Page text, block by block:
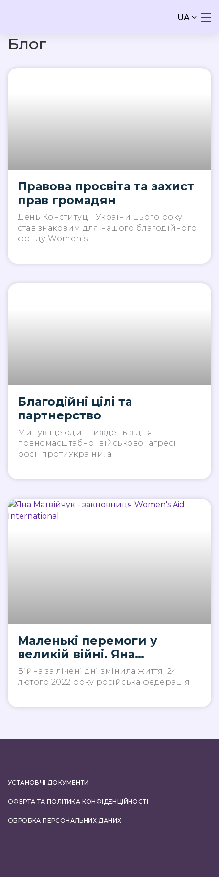
UA
Блог
Правова просвіта та захист
прав громадян
День Конституції України цього року
став знаковим для нашого благодійного
фонду Women’s
Благодійні цілі та
партнерство
Минув ще один тиждень з дня
повномасштабної військової агресії
росії протиУкраїни, а
Маленькі перемоги у
великій війні. Яна
Матвійчук
Війна за лічені дні змінила життя. 24
лютого 2022 року російська федерація
УСТАНОВЧІ ДОКУМЕНТИ
ОФЕРТА ТА ПОЛІТИКА КОНФІДЕНЦІЙНОСТІ
ОБРОБКА ПЕРСОНАЛЬНИХ ДАНИХ